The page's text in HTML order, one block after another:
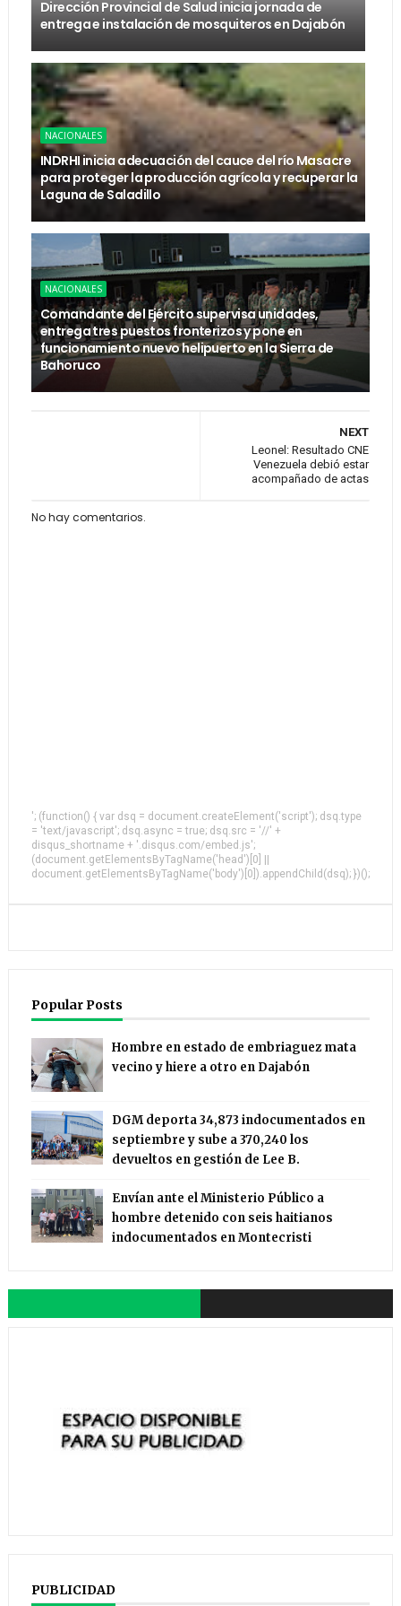
Dirección Provincial de Salud inicia jornada de
entrega e instalación de mosquiteros en Dajabón
NACIONALES
INDRHI inicia adecuación del cauce del río Masacre
para proteger la producción agrícola y recuperar la
Laguna de Saladillo
NACIONALES
Comandante del Ejército supervisa unidades,
entrega tres puestos fronterizos y pone en
funcionamiento nuevo helipuerto en la Sierra de
Bahoruco
NEXT
Leonel: Resultado CNE
Venezuela debió estar
acompañado de actas
No hay comentarios.
'; (function() { var dsq = document.createElement('script'); dsq.type
= 'text/javascript'; dsq.async = true; dsq.src = '//' +
disqus_shortname + '.disqus.com/embed.js';
(document.getElementsByTagName('head')[0] ||
document.getElementsByTagName('body')[0]).appendChild(dsq); })();
Popular Posts
Hombre en estado de embriaguez mata
vecino y hiere a otro en Dajabón
DGM deporta 34,873 indocumentados en
septiembre y sube a 370,240 los
devueltos en gestión de Lee B.
Envían ante el Ministerio Público a
hombre detenido con seis haitianos
indocumentados en Montecristi
PUBLICIDAD